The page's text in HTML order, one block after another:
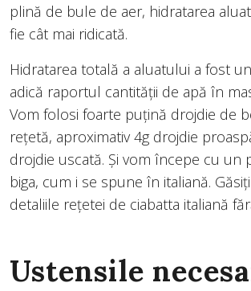
plină de bule de aer, hidratarea
fie cât mai ridicată.
Hidratarea totală a aluatului a fost
adică raportul cantității de apă în
Vom folosi foarte puțină drojdie de
rețetă, aproximativ 4g drojdie
drojdie uscată. Și vom începe cu un
biga, cum i se spune în italiană.
detaliile rețetei de ciabatta italiană
Ustensile